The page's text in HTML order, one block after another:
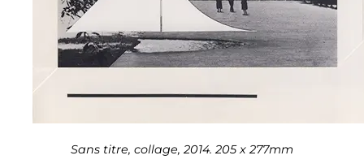
Sans titre, collage, 2014. 205 x 277mm